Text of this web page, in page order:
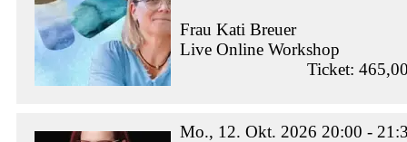
Frau Kati Breuer
Live Online Workshop
Ticket:
Mo., 12. Okt. 2026 20:00 -